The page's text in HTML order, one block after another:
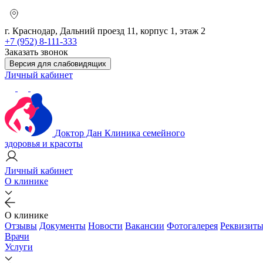
г. Краснодар, Дальний проезд 11, корпус 1, этаж 2
+7 (952) 8-111-333
Заказать звонок
Версия для слабовидящих
Личный кабинет
Доктор Дан Клиника семейного
здоровья и красоты
Личный кабинет
О клинике
О клинике
Отзывы Документы Новости Вакансии Фотогалерея Реквизиты
Врачи
Услуги